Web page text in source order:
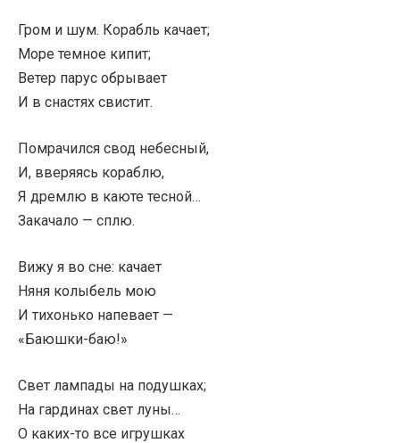
Гром и шум. Корабль качает;
Море темное кипит;
Ветер парус обрывает
И в снастях свистит.
Помрачился свод небесный,
И, вверяясь кораблю,
Я дремлю в каюте тесной…
Закачало — сплю.
Вижу я во сне: качает
Няня колыбель мою
И тихонько напевает —
«Баюшки-баю!»
Свет лампады на подушках;
На гардинах свет луны…
О каких-то все игрушках